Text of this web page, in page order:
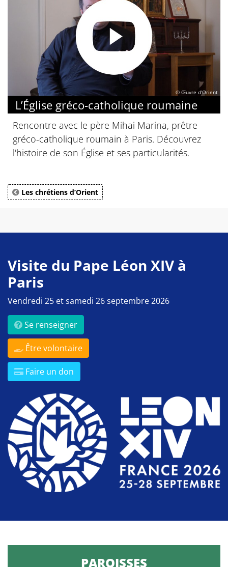
© Œuvre d’Orient
L’Église gréco-catholique roumaine
Rencontre avec le père Mihai Marina, prêtre
gréco-catholique roumain à Paris. Découvrez
l'histoire de son Église et ses particularités.
Les chrétiens d’Orient
Visite du Pape Léon XIV à
Paris
Vendredi 25 et samedi 26 septembre 2026
Se renseigner
Être volontaire
Faire un don
PAROISSES